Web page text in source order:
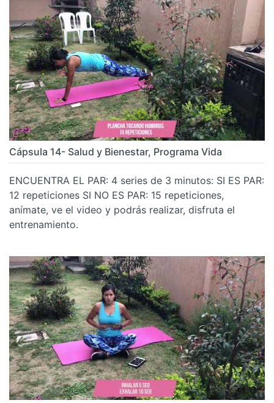
Cápsula 14- Salud y Bienestar, Programa Vida
ENCUENTRA EL PAR: 4 series de 3 minutos: SI ES PAR:
12 repeticiones SI NO ES PAR: 15 repeticiones,
anímate, ve el video y podrás realizar, disfruta el
entrenamiento.